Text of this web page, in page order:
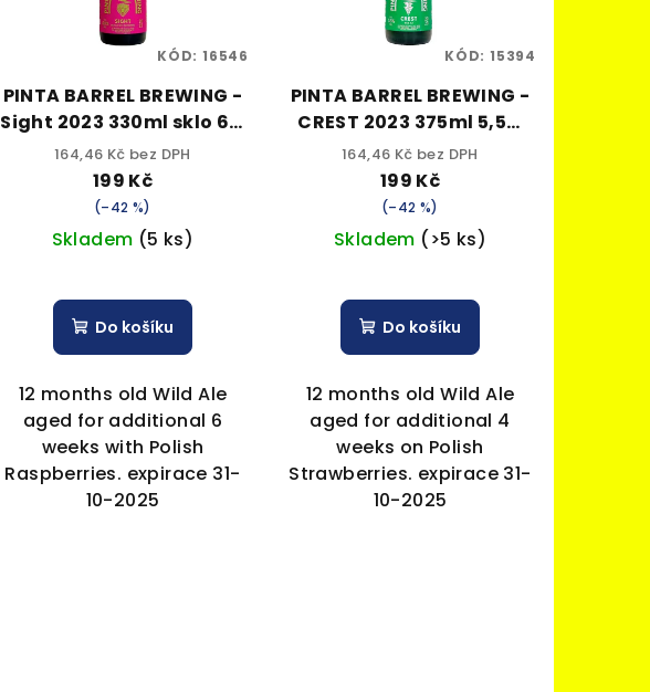
PINTA BARREL BREWING -
Sight 2023 330ml sklo 6%
alc.
164,46 Kč bez DPH
199 Kč
(–42 %)
Skladem (5 ks)
Do košíku
12 months old Wild Ale
aged for additional 6
weeks with Polish
Raspberries. expirace 31-
10-2025
KÓD: 16546
PINTA BARREL BREWING -
CREST 2023 375ml 5,5%
alk.
164,46 Kč bez DPH
199 Kč
(–42 %)
Skladem (>5 ks)
Do košíku
12 months old Wild Ale
aged for additional 4
weeks on Polish
Strawberries. expirace 31-
10-2025
KÓD: 15394